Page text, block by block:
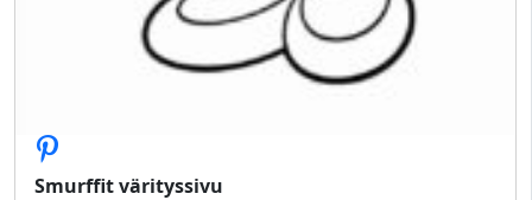
Smurffit värityssivu